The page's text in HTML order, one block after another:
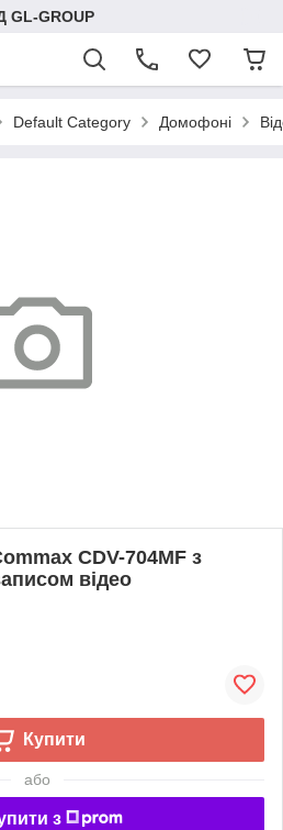
GROUP
Default Category Домофоні
СDV-704MF з
відео
Купити
або
з